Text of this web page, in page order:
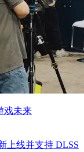
戏未来